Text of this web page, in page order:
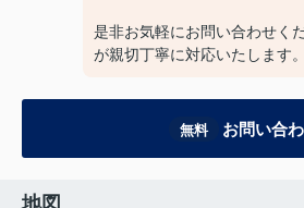
是非お気軽にお問い合わせく
が親切丁寧に対応いたします。
無料 お問い合